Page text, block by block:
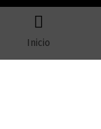
Todos los
Inicio